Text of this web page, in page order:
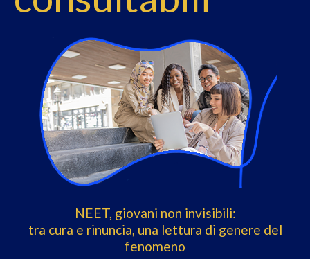
NEET, giovani non invisibili:
tra cura e rinuncia, una lettura di genere del
fenomeno